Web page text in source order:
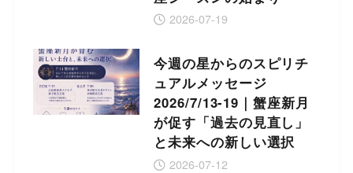
2026-07-19
今週の星からのスピリチ
ュアルメッセージ
2026/7/13-19｜蟹座新月
が促す「過去の見直し」
と未来への新しい選択
2026-07-12